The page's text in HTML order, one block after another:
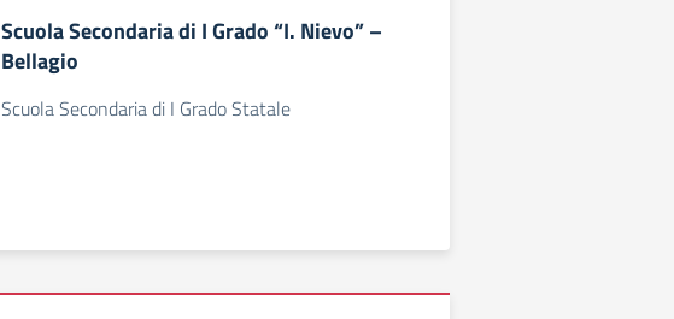
Scuola Secondaria di I Grado “I. Nievo” –
Bellagio
Scuola Secondaria di I Grado Statale